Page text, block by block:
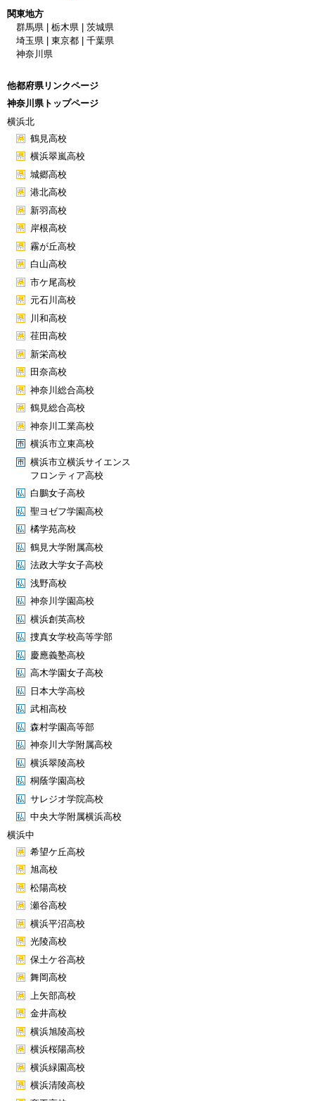
関東地方
群馬県
栃木県
茨城県
埼玉県
東京都
千葉県
神奈川県
他都府県リンクページ
神奈川県トップページ
横浜北
鶴見高校
横浜翠嵐高校
城郷高校
港北高校
新羽高校
岸根高校
霧が丘高校
白山高校
市ケ尾高校
元石川高校
川和高校
荏田高校
新栄高校
田奈高校
神奈川総合高校
鶴見総合高校
神奈川工業高校
横浜市立東高校
横浜市立横浜サイエンス
フロンティア高校
白鵬女子高校
聖ヨゼフ学園高校
橘学苑高校
鶴見大学附属高校
法政大学女子高校
浅野高校
神奈川学園高校
横浜創英高校
捜真女学校高等学部
慶應義塾高校
高木学園女子高校
日本大学高校
武相高校
森村学園高等部
神奈川大学附属高校
横浜翠陵高校
桐蔭学園高校
サレジオ学院高校
中央大学附属横浜高校
横浜中
希望ケ丘高校
旭高校
松陽高校
瀬谷高校
横浜平沼高校
光陵高校
保土ケ谷高校
舞岡高校
上矢部高校
金井高校
横浜旭陵高校
横浜桜陽高校
横浜緑園高校
横浜清陵高校